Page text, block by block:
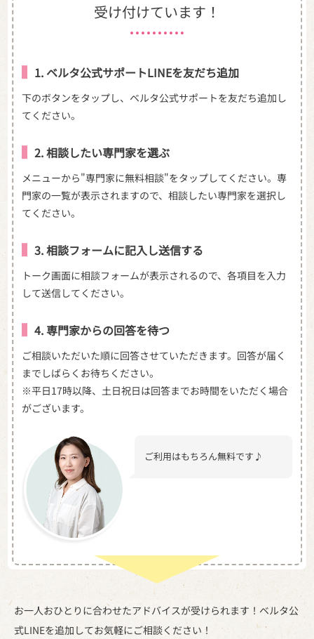
受け付けています！
1. ベルタ公式サポートLINEを友だち追加
下のボタンをタップし、ベルタ公式サポートを友だち追加し
てください。
2. 相談したい専門家を選ぶ
メニューから"専門家に無料相談"をタップしてください。専
門家の一覧が表示されますので、相談したい専門家を選択し
てください。
3. 相談フォームに記入し送信する
トーク画面に相談フォームが表示されるので、各項目を入力
して送信してください。
4. 専門家からの回答を待つ
ご相談いただいた順に回答させていただきます。回答が届く
までしばらくお待ちください。
※平日17時以降、土日祝日は回答までお時間をいただく場合
がございます。
ご利用はもちろん無料です♪
お一人おひとりに合わせたアドバイスが受けられます！ ベルタ公
式LINEを追加してお気軽にご相談ください！